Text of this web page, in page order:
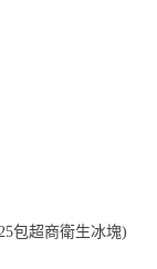
包超商衛生冰塊)